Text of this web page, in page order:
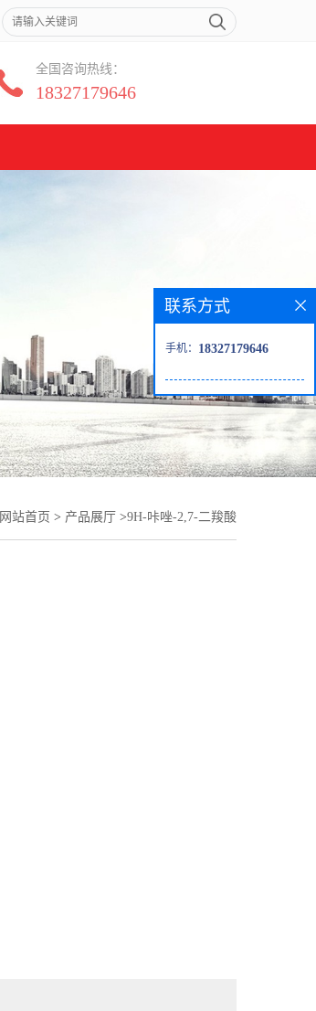
全国咨询热线：
18327179646
网站首页 > 产品展厅 >9H-咔唑-2,7-二羧酸
联系方式
手机： 18327179646